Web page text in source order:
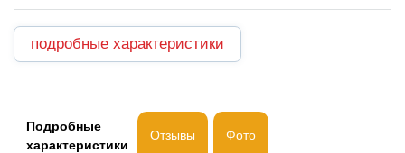
подробные характеристики
Подробные
характеристики
Отзывы Фото